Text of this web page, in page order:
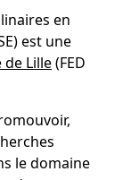
en
est une
de Lille(FED
le domaine